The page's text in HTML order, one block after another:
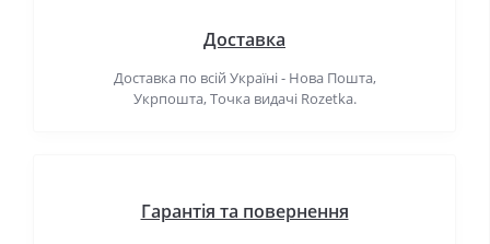
Доставка
Доставка по всій Україні - Нова Пошта,
Укрпошта, Точка видачі Rozetka.
Гарантія та повернення